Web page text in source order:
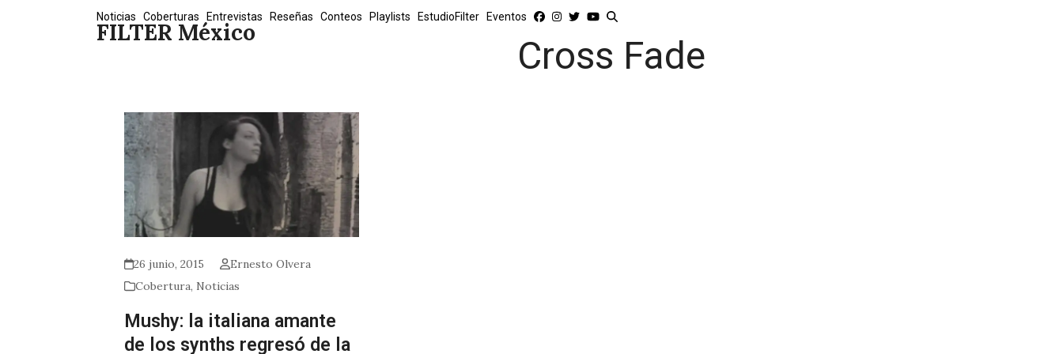
FILTER México
Noticias Coberturas Entrevistas Reseñas Conteos Playlists EstudioFilter Eventos
Cross Fade
26 junio, 2015
Ernesto Olvera
Cobertura, Noticias
Mushy: la italiana amante
de los synths regresó de la